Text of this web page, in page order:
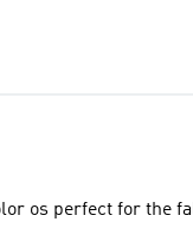
os perfect for the